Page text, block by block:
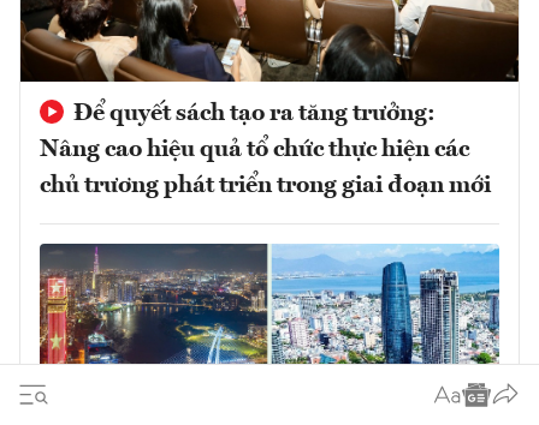
Để quyết sách tạo ra tăng trưởng:
Nâng cao hiệu quả tổ chức thực hiện các
chủ trương phát triển trong giai đoạn mới